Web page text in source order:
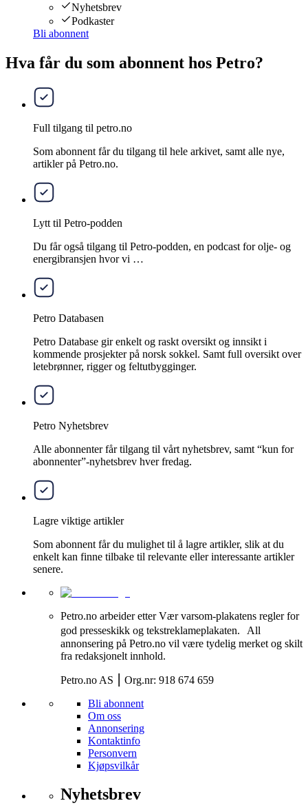
Nyhetsbrev
Podkaster
Bli abonnent
Hva får du som abonnent hos Petro?
Full tilgang til petro.no
Som abonnent får du tilgang til hele arkivet, samt alle nye,
artikler på Petro.no.
Lytt til Petro-podden
Du får også tilgang til Petro-podden, en podcast for olje- og
energibransjen hvor vi …
Petro Databasen
Petro Database gir enkelt og raskt oversikt og innsikt i
kommende prosjekter på norsk sokkel. Samt full oversikt over
letebrønner, rigger og feltutbygginger.
Petro Nyhetsbrev
Alle abonnenter får tilgang til vårt nyhetsbrev, samt “kun for
abonnenter”-nyhetsbrev hver fredag.
Lagre viktige artikler
Som abonnent får du mulighet til å lagre artikler, slik at du
enkelt kan finne tilbake til relevante eller interessante artikler
senere.
Petro.no arbeider etter Vær varsom-plakatens regler for
god presseskikk og tekstreklameplakaten. All
annonsering på Petro.no vil være tydelig merket og skilt
fra redaksjonelt innhold.
Petro.no AS ⎮ Org.nr: 918 674 659
Bli abonnent
Om oss
Annonsering
Kontaktinfo
Personvern
Kjøpsvilkår
Nyhetsbrev